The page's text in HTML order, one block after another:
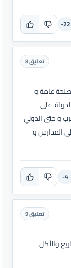
-22
تعليق 8
عامة و
على
و حتى الدولي
المدارس و
-4
تعليق 9
والأكل